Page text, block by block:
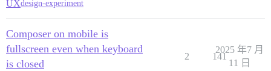
UXdesign-experiment
Composer on mobile is
fullscreen even when keyboard
is closed
2 141
2025 年7 月
11 日